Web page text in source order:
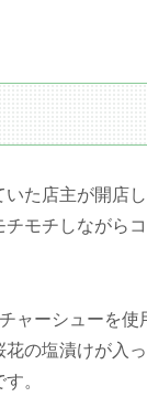
いた店主が開店
モチしながら
ャーシューを使
花の塩漬けが入
。